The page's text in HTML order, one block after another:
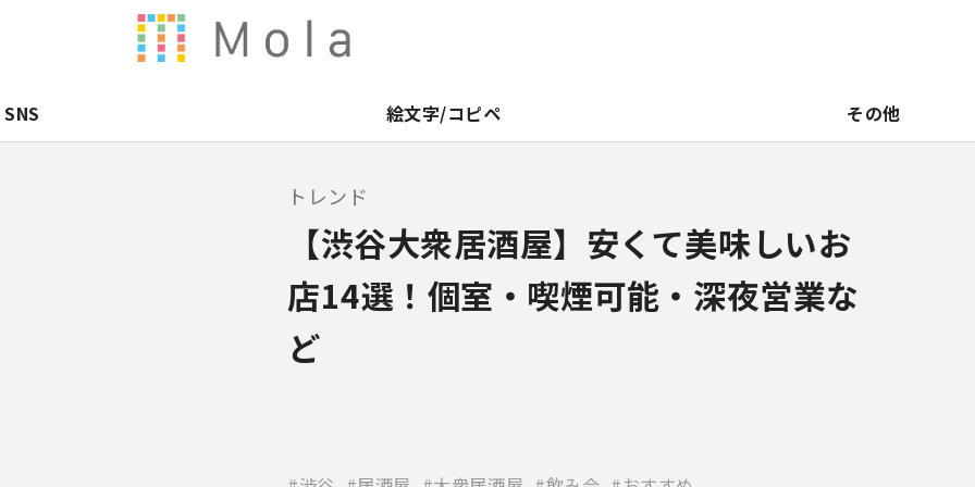
SNS 絵文字/コピペ その他
トレンド
【渋谷大衆居酒屋】安くて美味しいお
店14選！個室・喫煙可能・深夜営業な
ど